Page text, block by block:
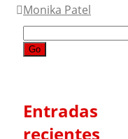
Post
navigation
Monika Patel
Search
for:
Entradas
recientes